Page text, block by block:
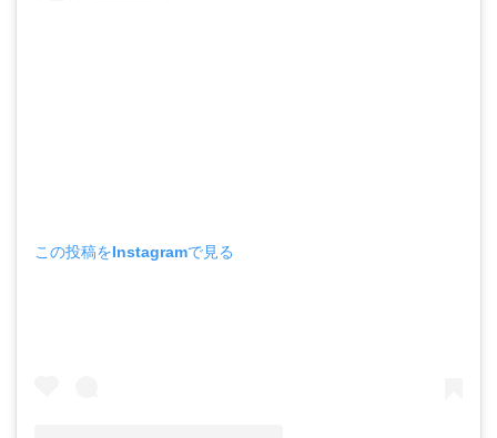
この投稿をInstagramで見る